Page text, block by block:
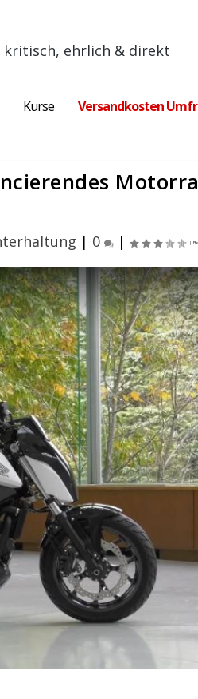
kritisch, ehrlich & direkt
Kurse Versandkosten
| 0 |